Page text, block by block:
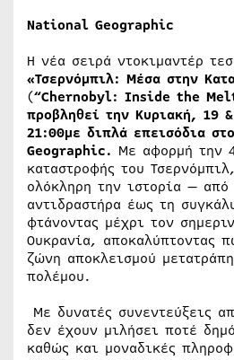
National Geographic
Η νέα σειρά ντοκιμαντέρ
«Τσερνόμπιλ: Μέσα στην
(“Chernobyl: Inside the
προβληθεί την Κυριακή, 19
21:00με διπλά επεισόδια
Geographic. Με αφορμή την
καταστροφής του
ολόκληρη την ιστορία — από
αντιδραστήρα έως τη
φτάνοντας μέχρι τον
Ουκρανία, αποκαλύπτοντας
ζώνη αποκλεισμού
πολέμου.
Με δυνατές συνεντεύξεις
δεν έχουν μιλήσει ποτέ
καθώς και μοναδικές